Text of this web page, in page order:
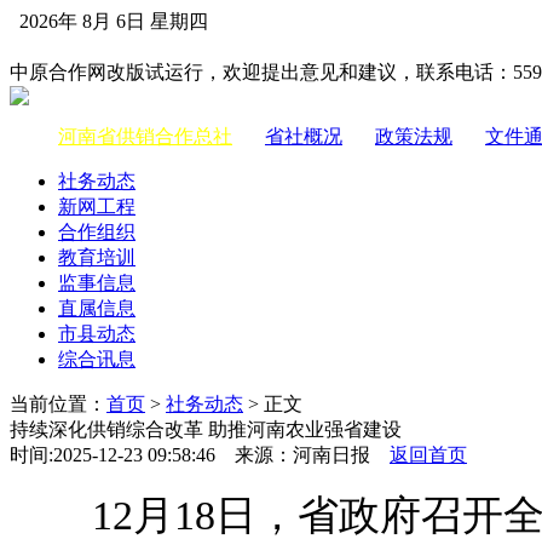
2026年 8月 6日 星期四
中原合作网改版试运行，欢迎提出意见和建议，联系电话：
河南省供销合作总社 省社概况 政策法规 文件
社务动态
新网工程
合作组织
教育培训
监事信息
直属信息
市县动态
综合讯息
当前位置： 首页 > 社务动态 > 正文
持续深化供销综合改革 助推河南农业强省建设
时间:2025-12-23 09:58:46 来源：河南日报 返回首页
12月18日，省政府召开全